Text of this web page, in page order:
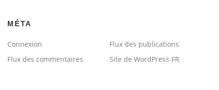
MÉTA
Connexion
Flux des publications
Flux des commentaires
Site de WordPress-FR